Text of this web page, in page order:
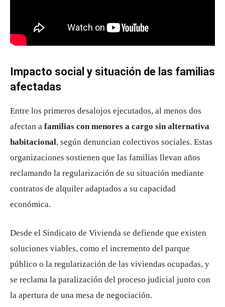
Impacto social y situación de las familias
afectadas
Entre los primeros desalojos ejecutados, al menos dos
afectan a familias con menores a cargo sin alternativa
habitacional, según denuncian colectivos sociales. Estas
organizaciones sostienen que las familias llevan años
reclamando la regularización de su situación mediante
contratos de alquiler adaptados a su capacidad
económica.
Desde el Sindicato de Vivienda se defiende que existen
soluciones viables, como el incremento del parque
público o la regularización de las viviendas ocupadas, y
se reclama la paralización del proceso judicial junto con
la apertura de una mesa de negociación.